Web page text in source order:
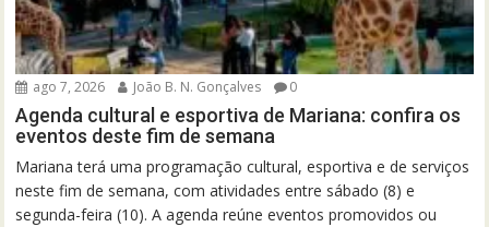
ago 7, 2026 João B. N. Gonçalves 0
Agenda cultural e esportiva de Mariana: confira os
eventos deste fim de semana
Mariana terá uma programação cultural, esportiva e de serviços
neste fim de semana, com atividades entre sábado (8) e
segunda-feira (10). A agenda reúne eventos promovidos ou